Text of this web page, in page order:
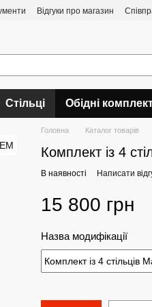
Відгуки про магазин
Стільці Обідні
Головна Каталог товарів
Комплект із 4
В наявності Написати
15 800 грн
Назва модифікації